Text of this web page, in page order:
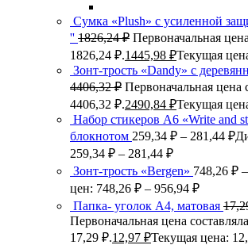
Сумка «Plush» c усиленной
'' 1826,24₽ Первоначальная
1826,24 ₽.1445,98 ₽Текущая
Зонт-трость «Dandy» с
4406,32₽ Первоначальная цена
4406,32 ₽.2490,84 ₽Текущая
Набор стикеров А6 «Write and
блокнотом 259,34 ₽ – 281,44 ₽
259,34 ₽ – 281,44 ₽
Зонт-трость «Bergen» 748,26 ₽ –
цен: 748,26 ₽ – 956,94 ₽
Папка- уголок А4, матовая
Первоначальная цена составляла
17,29 ₽.12,97 ₽Текущая цена: